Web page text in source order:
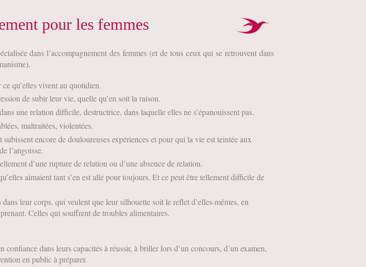
pour les femmes
dans l’accompagnement des femmes (et de tous ceux qui se retrouvent dans
qu’elles vivent au quotidien.
de subir leur vie, quelle qu’en soit la raison.
une relation difficile, destructrice, dans laquelle elles ne s’épanouissent pas.
maltraitées, violentées.
encore de douloureuses expériences et pour qui la vie est teintée aux
l’angoisse.
d’une rupture de relation ou d’une absence de relation.
aimaient tant s’en est allé pour toujours. Et ce peut être tellement difficile de
leur corps, qui veulent que leur silhouette soit le reflet d’elles-mêmes, en
Celles qui souffrent de troubles alimentaires.
dans leurs capacités à réussir, à briller lors d’un concours, d’un examen,
en public à préparer.